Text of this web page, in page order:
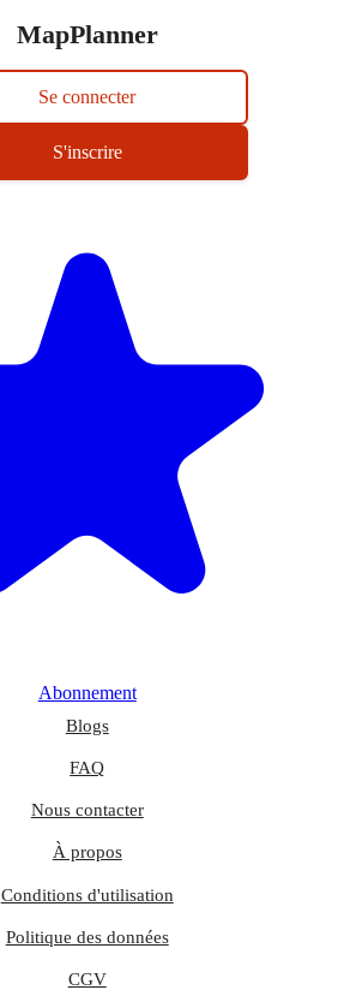
MapPlanner
Se connecter
S'inscrire
Abonnement
Blogs
FAQ
Nous contacter
À propos
Conditions d'utilisation
Politique des données
CGV